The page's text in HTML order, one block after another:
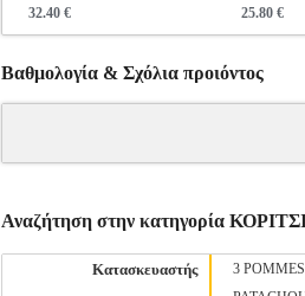
32.40 €
25.80 €
Βαθμολογία & Σχόλια προιόντος
Αναζήτηση στην κατηγορία
Κατασκευαστής 3 POMMES